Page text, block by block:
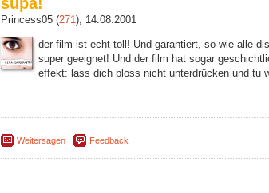
Princess05 (271), 14.08.2001
der film ist echt toll! Und garantiert, so wie alle
super geeignet! Und der film hat sogar
effekt: lass dich bloss nicht unterdrücken und tu
Weitersagen Feedback